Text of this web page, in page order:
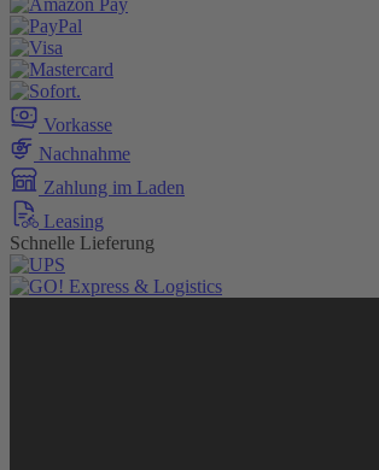
Vorkasse
Nachnahme
Zahlung im Laden
Leasing
Schnelle Lieferung